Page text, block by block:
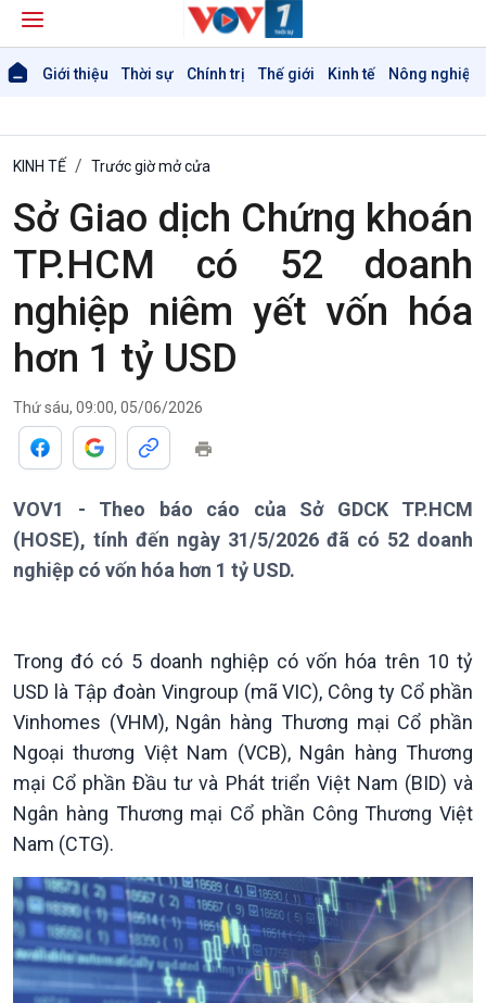
Giới thiệu Thời sự Chính trị Thế giới Kinh tế Nông nghiệp
Giới thiệu
Chuyên mục
Theo dòng Thời sự
Chính trị
Tin Chính trị
Chính phủ với người dân
Quốc hội với cử tri
Xây dựng đảng
Đảng trong cuộc sống
Nhận diện sự thật
Pháp luật và đời sống
Thế giới
Tin thế giới
Vấn đề quốc tế
Hồ sơ sự kiện quốc tế
Thế giới & Việt Nam
bền
KINH TẾ Trước giờ mở cửa
Sở Giao dịch Chứng khoán
TP.HCM có 52 doanh
nghiệp niêm yết vốn hóa
hơn 1 tỷ USD
Thứ sáu, 09:00, 05/06/2026
VOV1 - Theo báo cáo của Sở GDCK TP.HCM
(HOSE), tính đến ngày 31/5/2026 đã có 52 doanh
nghiệp có vốn hóa hơn 1 tỷ USD.
Trong đó có 5 doanh nghiệp có vốn hóa trên 10 tỷ
USD là Tập đoàn Vingroup (mã VIC), Công ty Cổ phần
Vinhomes (VHM), Ngân hàng Thương mại Cổ phần
Ngoại thương Việt Nam (VCB), Ngân hàng Thương
mại Cổ phần Đầu tư và Phát triển Việt Nam (BID) và
Ngân hàng Thương mại Cổ phần Công Thương Việt
Nam (CTG).